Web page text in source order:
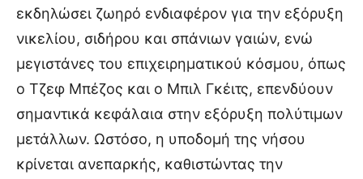
εκδηλώσει ζωηρό ενδιαφέρον για την εξόρυξη
νικελίου, σιδήρου και σπάνιων γαιών, ενώ
μεγιστάνες του επιχειρηματικού κόσμου, όπως
ο Τζεφ Μπέζος και ο Μπιλ Γκέιτς, επενδύουν
σημαντικά κεφάλαια στην εξόρυξη πολύτιμων
μετάλλων. Ωστόσο, η υποδομή της νήσου
κρίνεται ανεπαρκής, καθιστώντας την